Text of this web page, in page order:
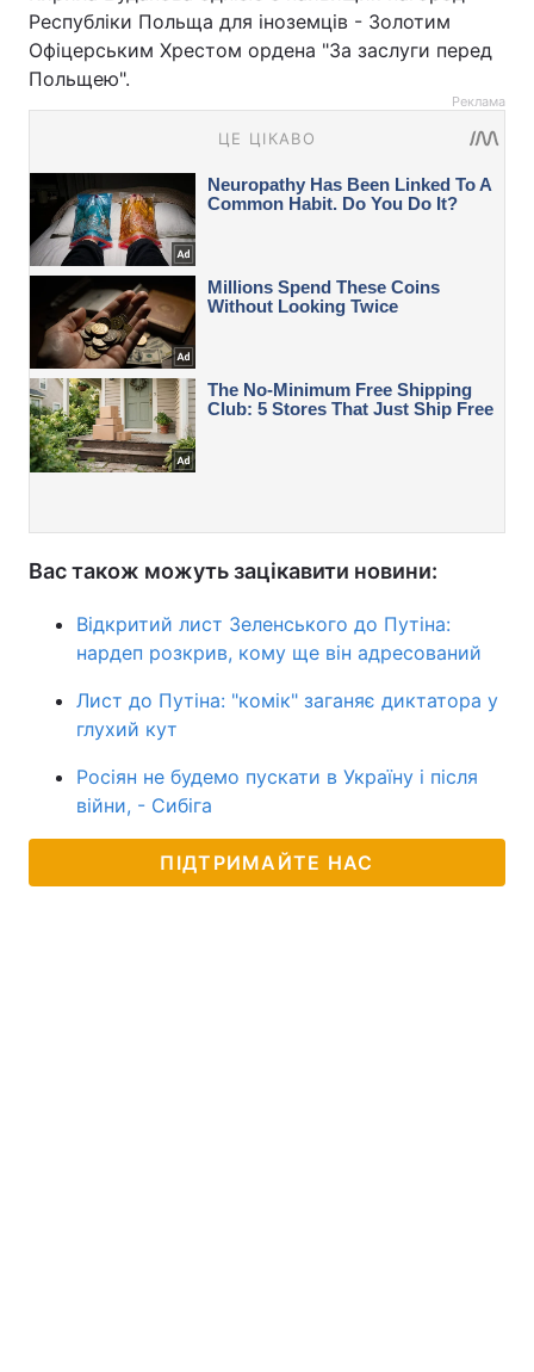
Республіки Польща для іноземців - Золотим
Офіцерським Хрестом ордена "За заслуги перед
Польщею".
Реклама
Вас також можуть зацікавити новини:
Відкритий лист Зеленського до Путіна:
нардеп розкрив, кому ще він адресований
Лист до Путіна: "комік" заганяє диктатора у
глухий кут
Росіян не будемо пускати в Україну і після
війни, - Сибіга
ПІДТРИМАЙТЕ НАС